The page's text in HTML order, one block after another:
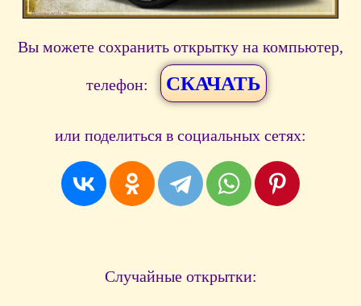
Вы можете сохранить открытку на компьютер,
телефон: СКАЧАТЬ
или поделиться в социальных сетях:
Случайные открытки: